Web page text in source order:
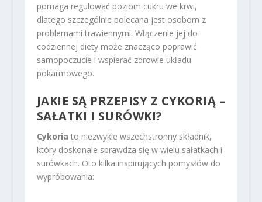
pomaga regulować poziom cukru we krwi,
dlatego szczególnie polecana jest osobom z
problemami trawiennymi. Włączenie jej do
codziennej diety może znacząco poprawić
samopoczucie i wspierać zdrowie układu
pokarmowego.
JAKIE SĄ PRZEPISY Z CYKORIĄ –
SAŁATKI I SURÓWKI?
Cykoria to niezwykle wszechstronny składnik,
który doskonale sprawdza się w wielu sałatkach i
surówkach. Oto kilka inspirujących pomysłów do
wypróbowania: